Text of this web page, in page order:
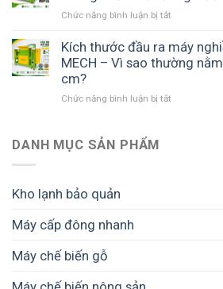
Chức năng bình luận bị tắt
nghiền
2
trục
Kích thước đầu ra máy
MECH – Vì sao thường
cm?
Chức năng bình luận bị tắt
DANH MỤC SẢN PHẨM
Kho lạnh bảo quản
Máy cấp đông nhanh
Máy chế biến gỗ